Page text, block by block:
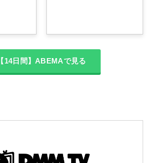
【14日間】ABEMAで見る